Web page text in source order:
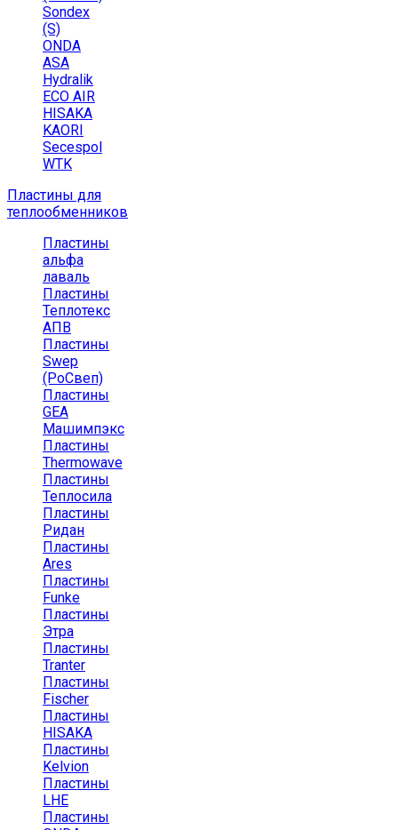
Sondex
(S)
ONDA
ASA
Hydralik
ECO AIR
HISAKA
KAORI
Secespol
WTK
Пластины для
теплообменников
Пластины
альфа
лаваль
Пластины
Теплотекс
АПВ
Пластины
Swep
(РоСвеп)
Пластины
GEA
Машимпэкс
Пластины
Thermowave
Пластины
Теплосила
Пластины
Ридан
Пластины
Ares
Пластины
Funke
Пластины
Этра
Пластины
Tranter
Пластины
Fischer
Пластины
HISAKA
Пластины
Kelvion
Пластины
LHE
Пластины